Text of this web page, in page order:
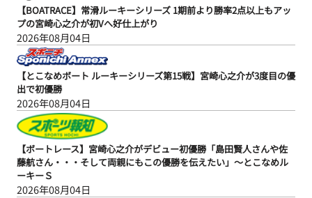
【BOATRACE】常滑ルーキーシリーズ 1期前より勝率2点以上もアッ
プの宮崎心之介が初Vへ好仕上がり
2026年08月04日
【とこなめボート ルーキーシリーズ第15戦】宮崎心之介が3度目の優
出で初優勝
2026年08月04日
【ボートレース】宮崎心之介がデビュー初優勝「島田賢人さんや佐
藤航さん・・・そして両親にもこの優勝を伝えたい」～とこなめル
ーキーＳ
2026年08月04日